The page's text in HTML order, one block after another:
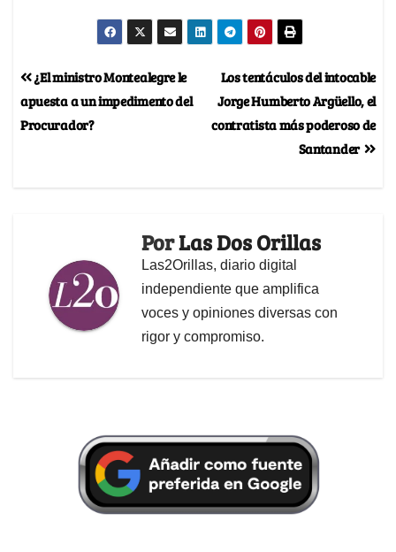
Los tentáculos del intocable
Jorge Humberto Argüello, el
contratista más poderoso de
Santander
¿El ministro Montealegre le
apuesta a un impedimento del
Procurador?
PorLas Dos Orillas
Las2Orillas, diario digital
independiente que amplifica
voces y opiniones diversas con
rigor y compromiso.